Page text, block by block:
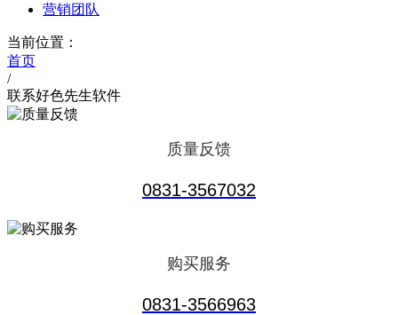
营销团队
当前位置：
首页
/
联系好色先生软件
质量反馈
0831-3567032
购买服务
0831-3566963